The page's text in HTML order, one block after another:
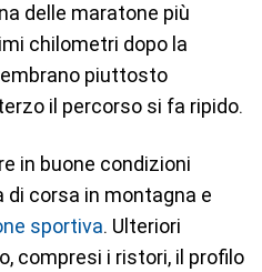
delle maratone più
chilometri dopo la
piuttosto
il percorso si fa ripido.
in buone condizioni
di corsa in montagna e
sportiva. Ulteriori
compresi i ristori, il profilo